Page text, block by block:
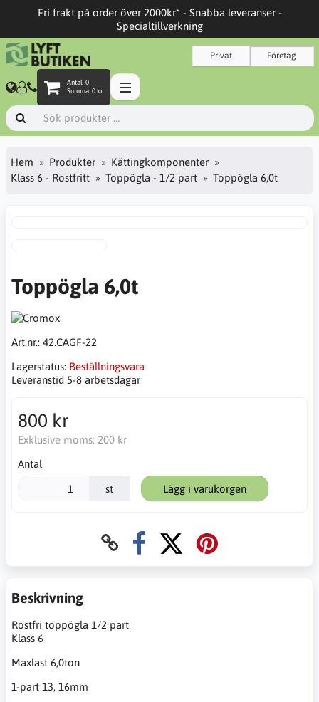
Fri frakt på order över 2000kr* - Snabba leveranser -
Specialtillverkning
Privat Företag
Antal 0
Summa 0 kr
Hem Produkter
Kättingkomponenter
Klass 6 - Rostfritt
Toppögla - 1/2 part Toppögla 6,0t
Toppögla 6,0t
Art.nr.: 42.CAGF-22
Lagerstatus: Beställningsvara
Leveranstid 5-8 arbetsdagar
800 kr
Exklusive moms: 200 kr
Antal
st Lägg i varukorgen
Beskrivning
Rostfri toppögla 1/2 part
Klass 6
Maxlast 6,0ton
1-part 13, 16mm